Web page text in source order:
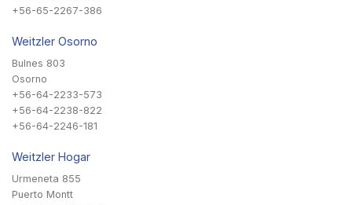
+56-65-2267-386
Weitzler Osorno
Bulnes 803
Osorno
+56-64-2233-573
+56-64-2238-822
+56-64-2246-181
Weitzler Hogar
Urmeneta 855
Puerto Montt